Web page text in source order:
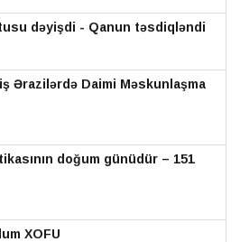
dəyişdi - Qanun təsdiqləndi
Ərazilərdə Daimi Məskunlaşma
doğum günüdür – 151
XOFU